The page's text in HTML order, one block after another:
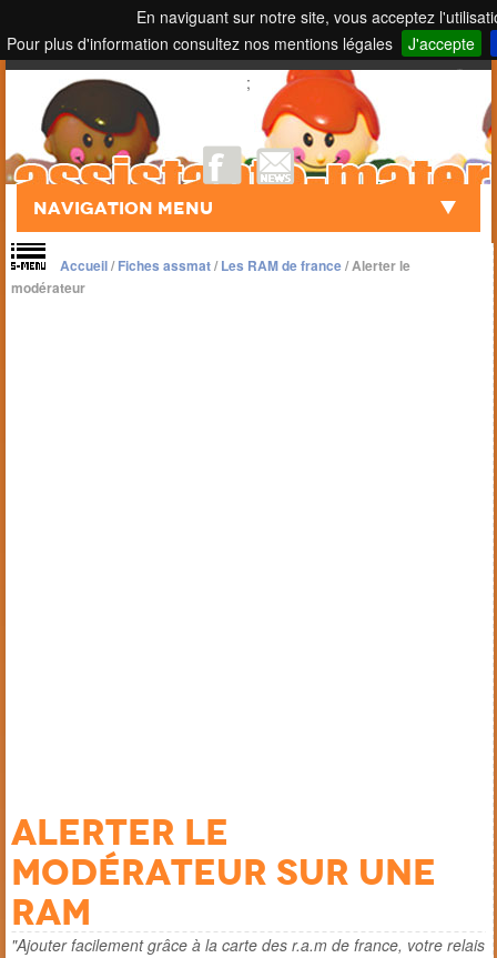
En naviguant sur notre site, vous acceptez
Pour plus d'information consultez nos mentions légales
J'accepte
Touch to Search
;
Navigation Menu
Accueil/Fiches assmat/Les RAM de france/Alerter le
modérateur
Alerter le
modérateur sur une
ram
"Ajouter facilement grâce à la carte des r.a.m de france, votre relais